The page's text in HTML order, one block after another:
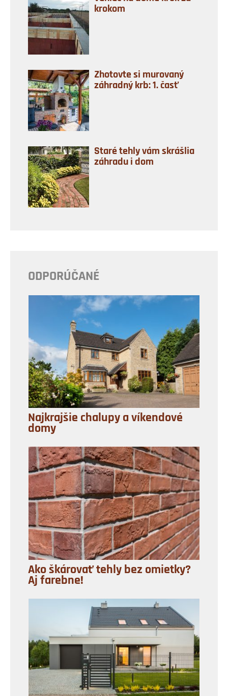
krokom
Zhotovte si murovaný
záhradný krb: 1. časť
Staré tehly vám skrášlia
záhradu i dom
ODPORÚČANÉ
Najkrajšie chalupy a víkendové
domy
Ako škárovať tehly bez omietky?
Aj farebne!